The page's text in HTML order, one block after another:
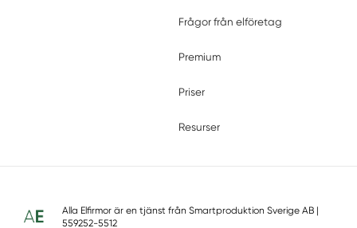
Frågor från elföretag
Premium
Priser
Resurser
Alla Elfirmor är en tjänst från Smartproduktion Sverige AB|
559252-5512